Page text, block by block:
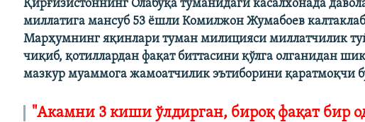
Қирғизистоннинг Олабуқа туманидаги касалхонада
миллатига мансуб 53 ёшли Комилжон Жумабоев
Марҳумнинг яқинлари туман милицияси миллатчилик
чиқиб, қотиллардан фақат биттасини қўлга олганидан
мазкур муаммога жамоатчилик эътиборини қаратмоқчи
"Акамни 3 киши ўлдирган, бироқ фақат бир